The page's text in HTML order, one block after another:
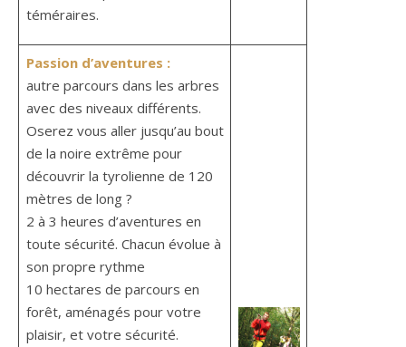
téméraires.
Passion d’aventures :
autre parcours dans les arbres
avec des niveaux différents.
Oserez vous aller jusqu’au bout
de la noire extrême pour
découvrir la tyrolienne de 120
mètres de long ?
2 à 3 heures d’aventures en
toute sécurité. Chacun évolue à
son propre rythme
10 hectares de parcours en
forêt, aménagés pour votre
plaisir, et votre sécurité.